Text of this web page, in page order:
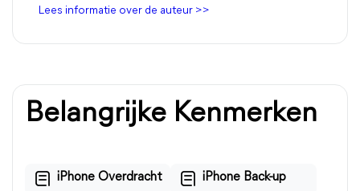
Lees informatie over de auteur >>
Belangrijke Kenmerken
iPhone Overdracht iPhone Back-up